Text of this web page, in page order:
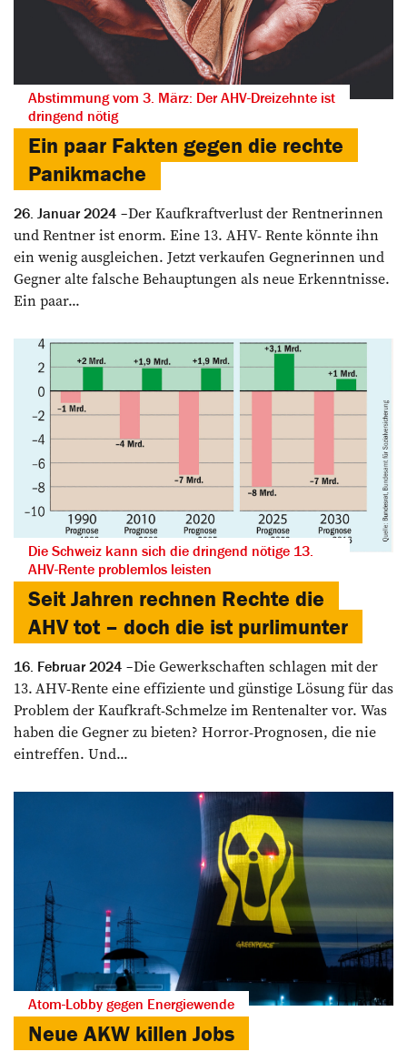
Abstimmung vom 3. März: Der AHV-Dreizehnte ist
dringend nötig
Ein paar Fakten gegen die rechte
Panikmache
26. Januar 2024
Der Kaufkraftverlust der Rentnerinnen
und Rentner ist enorm. Eine 13. AHV- Rente könnte ihn
ein wenig ausgleichen. Jetzt verkaufen Gegnerinnen und
Gegner alte falsche Behauptungen als neue Erkenntnisse.
Ein paar...
Die Schweiz kann sich die dringend nötige 13.
AHV-Rente problemlos leisten
Seit Jahren rechnen Rechte die
AHV tot – doch die ist purlimunter
16. Februar 2024
Die Gewerkschaften schlagen mit der
13. AHV-Rente eine effiziente und günstige Lösung für das
­Problem der Kaufkraft-Schmelze im Rentenalter vor. Was
haben die Gegner zu bieten? Horror-­Prognosen, die nie
eintreffen. ­Und...
Atom-Lobby gegen Energiewende
Neue AKW killen Jobs